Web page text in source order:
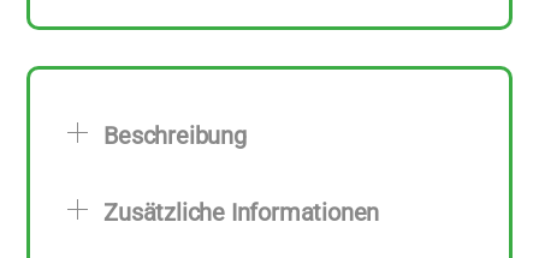
zu
Menge
Beschreibung
Zusätzliche Informationen